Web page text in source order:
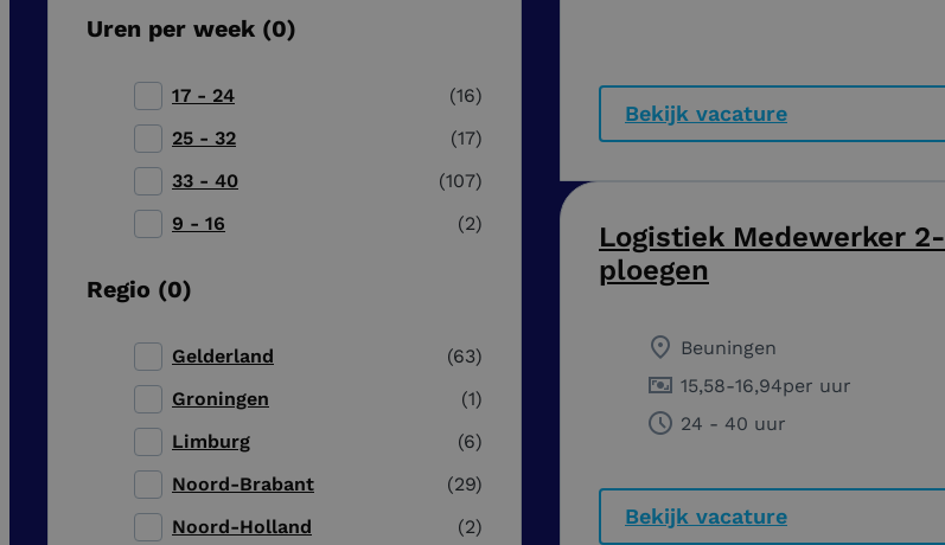
Uren per week 0
17 - 24
16
25 - 32
17
33 - 40
107
9 - 16
2
Regio 0
Gelderland
63
Groningen
1
Limburg
6
Noord-Brabant
29
Noord-Holland
2
Bekijk vacature
Logistiek Medewerker 2-
ploegen
Beuningen
15,58-16,94per uur
24 - 40 uur
Bekijk vacature